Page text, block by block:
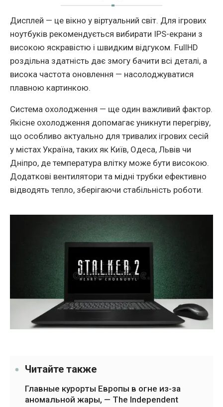
Дисплей — це вікно у віртуальний світ. Для ігрових
ноутбуків рекомендується вибирати IPS-екрани з
високою яскравістю і швидким відгуком. FullHD
роздільна здатність дає змогу бачити всі деталі, а
висока частота оновлення — насолоджуватися
плавною картинкою.
Система охолодження — ще один важливий фактор.
Якісне охолодження допомагає уникнути перегріву,
що особливо актуально для тривалих ігрових сесій
у містах Україна, таких як Київ, Одеса, Львів чи
Дніпро, де температура влітку може бути високою.
Додаткові вентилятори та мідні трубки ефективно
відводять тепло, зберігаючи стабільність роботи.
Читайте также
Главные курорты Европы в огне из-за
аномальной жары, — The Independent